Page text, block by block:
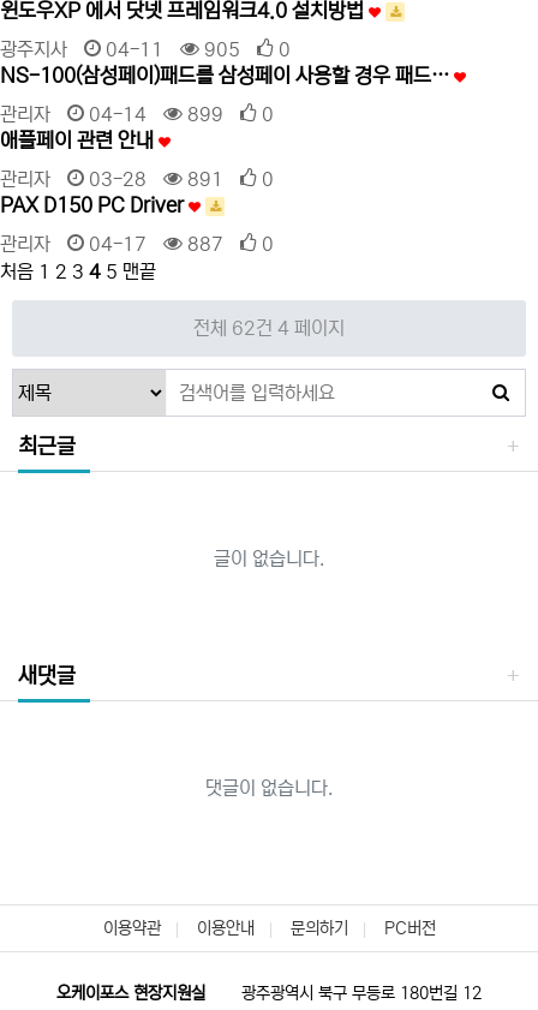
윈도우XP 에서 닷넷 프레임워크4.0 설치방법
광주지사 04-11 905 0
NS-100(삼성페이)패드를 삼성페이 사용할 경우 패드…
관리자 04-14 899 0
애플페이 관련 안내
관리자 03-28 891 0
PAX D150 PC Driver
관리자 04-17 887
0
처음 1 2 3 4 5 맨끝
전체 62건 4 페이지
최근글
글이 없습니다.
새댓글
댓글이 없습니다.
이용약관 이용안내 문의하기 PC버전
오케이포스 현장지원실 광주광역시 북구 무등로 180번길 12